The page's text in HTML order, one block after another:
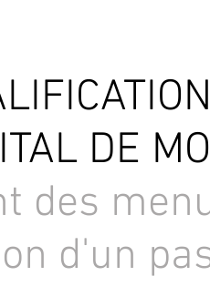
DE
des
d'un